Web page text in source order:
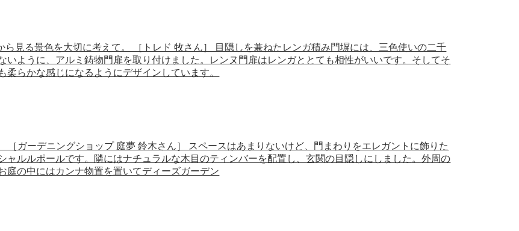
見る景色を大切に考えて。 ［トレド 牧さん］ 目隠しを兼ねたレンガ積み門塀には、三色使いの二千
ように、アルミ鋳物門扉を取り付けました。レンヌ門扉はレンガととても相性がいいです。そしてそ
らかな感じになるようにデザインしています。
［ガーデニングショップ 庭夢 鈴木さん］ スペースはあまりないけど、門まわりをエレガントに飾りた
ャルルポールです。隣にはナチュラルな木目のティンバーを配置し、玄関の目隠しにしました。外周の
庭の中にはカンナ物置を置いてディーズガーデン